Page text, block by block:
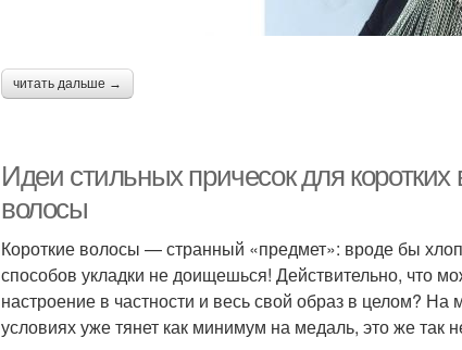
читать дальше →
Идеи стильных причесок для
волосы
Короткие волосы — странный «предмет»: вроде бы
способов укладки не доищешься! Действительно, что
настроение в частности и весь свой образ в целом?
условиях уже тянет как минимум на медаль, это же так